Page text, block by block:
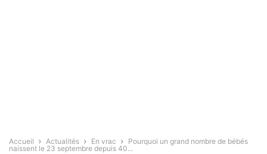
Accueil Actualités En vrac
Pourquoi un grand nombre de bébés
naissent le 23 septembre depuis 40...